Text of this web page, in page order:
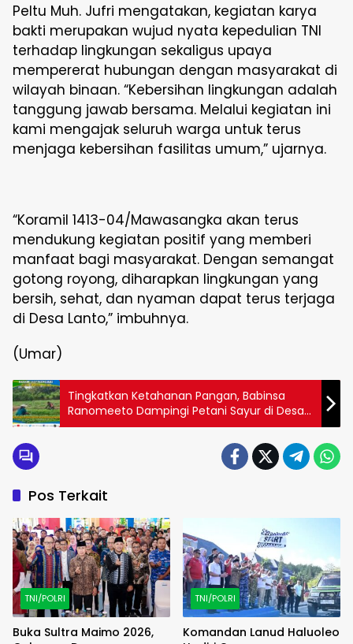
Peltu Muh. Jufri mengatakan, kegiatan karya
bakti merupakan wujud nyata kepedulian TNI
terhadap lingkungan sekaligus upaya
mempererat hubungan dengan masyarakat di
wilayah binaan. “Kebersihan lingkungan adalah
tanggung jawab bersama. Melalui kegiatan ini
kami mengajak seluruh warga untuk terus
menjaga kebersihan fasilitas umum,” ujarnya.
“Koramil 1413-04/Mawasangka akan terus
mendukung kegiatan positif yang memberi
manfaat bagi masyarakat. Dengan semangat
gotong royong, diharapkan lingkungan yang
bersih, sehat, dan nyaman dapat terus terjaga
di Desa Lanto,” imbuhnya.
(Umar)
Tingkatkan Ketahanan Pangan, Babinsa
Ranomeeto Dampingi Petani Sayur di Desa
Mata Wolasi
Pos Terkait
TNI/POLRI
Buka Sultra Maimo 2026,
TNI/POLRI
Komandan Lanud Haluoleo